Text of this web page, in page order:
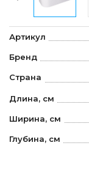
Артикул
Бренд
Страна
Длина, см
Ширина, см
Глубина, см